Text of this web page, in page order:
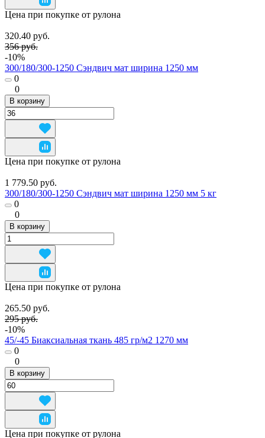
Цена при покупке от рулона
320.40 руб.
356 руб.
-10%
300/180/300-1250 Сэндвич мат ширина 1250 мм
0
0
В корзину
Цена при покупке от рулона
1 779.50 руб.
300/180/300-1250 Сэндвич мат ширина 1250 мм 5 кг
0
0
В корзину
Цена при покупке от рулона
265.50 руб.
295 руб.
-10%
45/-45 Биаксиальная ткань 485 гр/м2 1270 мм
0
0
В корзину
Цена при покупке от рулона